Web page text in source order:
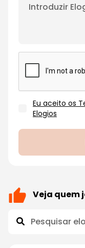
Veja quem
Eu aceito os
Elogios